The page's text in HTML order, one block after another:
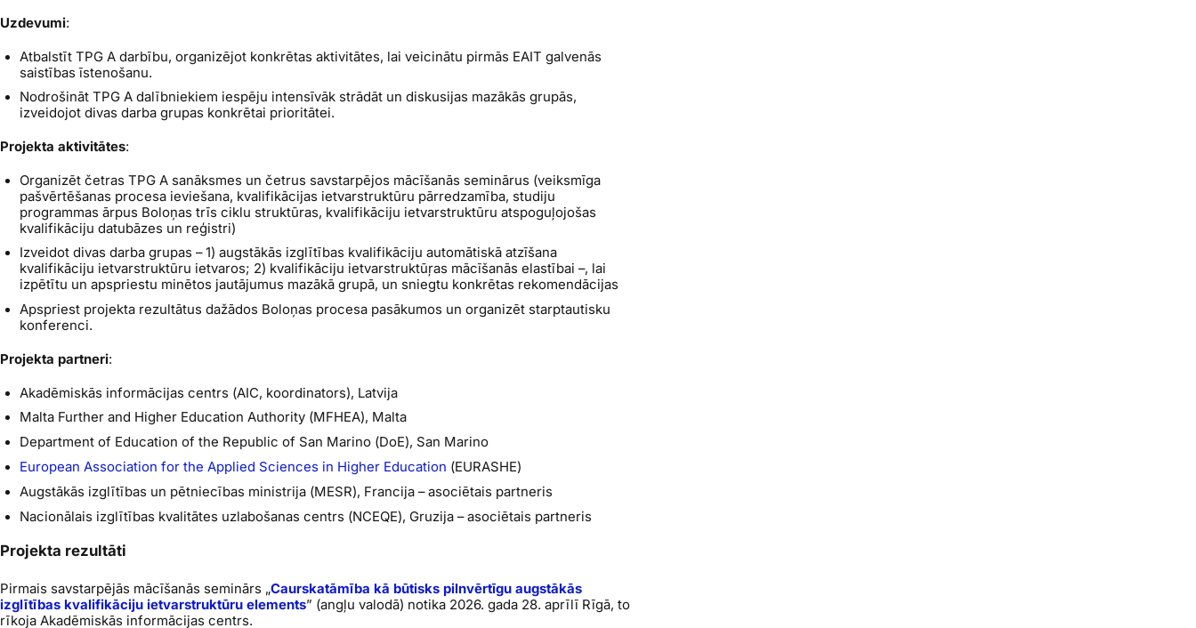
Uzdevumi:
Atbalstīt TPG A darbību, organizējot konkrētas aktivitātes, lai veicinātu pirmās EAIT galvenās
saistības īstenošanu.
Nodrošināt TPG A dalībniekiem iespēju intensīvāk strādāt un diskusijas mazākās grupās,
izveidojot divas darba grupas konkrētai prioritātei.
Projekta aktivitātes:
Organizēt četras TPG A sanāksmes un četrus savstarpējos mācīšanās seminārus (veiksmīga
pašvērtēšanas procesa ieviešana, kvalifikācijas ietvarstruktūru pārredzamība, studiju
programmas ārpus Boloņas trīs ciklu struktūras, kvalifikāciju ietvarstruktūru atspoguļojošas
kvalifikāciju datubāzes un reģistri)
Izveidot divas darba grupas – 1) augstākās izglītības kvalifikāciju automātiskā atzīšana
kvalifikāciju ietvarstruktūru ietvaros; 2) kvalifikāciju ietvarstruktūŗas mācīšanās elastībai –, lai
izpētītu un apspriestu minētos jautājumus mazākā grupā, un sniegtu konkrētas rekomendācijas
Apspriest projekta rezultātus dažādos Boloņas procesa pasākumos un organizēt starptautisku
konferenci.
Projekta partneri:
Akadēmiskās informācijas centrs (AIC, koordinators), Latvija
Malta Further and Higher Education Authority (MFHEA), Malta
Department of Education of the Republic of San Marino (DoE), San Marino
European Association for the Applied Sciences in Higher Education (EURASHE)
Augstākās izglītības un pētniecības ministrija (MESR), Francija – asociētais partneris
Nacionālais izglītības kvalitātes uzlabošanas centrs (NCEQE), Gruzija – asociētais partneris
Projekta rezultāti
Pirmais savstarpējās mācīšanās seminārs „Caurskatāmība kā būtisks pilnvērtīgu augstākās
izglītības kvalifikāciju ietvarstruktūru elements” (angļu valodā) notika 2026. gada 28. aprīlī Rīgā, to
rīkoja Akadēmiskās informācijas centrs.